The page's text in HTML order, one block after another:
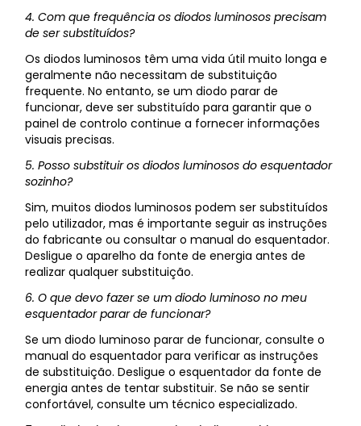
4. Com que frequência os diodos luminosos precisam
de ser substituídos?
Os diodos luminosos têm uma vida útil muito longa e
geralmente não necessitam de substituição
frequente. No entanto, se um diodo parar de
funcionar, deve ser substituído para garantir que o
painel de controlo continue a fornecer informações
visuais precisas.
5. Posso substituir os diodos luminosos do esquentador
sozinho?
Sim, muitos diodos luminosos podem ser substituídos
pelo utilizador, mas é importante seguir as instruções
do fabricante ou consultar o manual do esquentador.
Desligue o aparelho da fonte de energia antes de
realizar qualquer substituição.
6. O que devo fazer se um diodo luminoso no meu
esquentador parar de funcionar?
Se um diodo luminoso parar de funcionar, consulte o
manual do esquentador para verificar as instruções
de substituição. Desligue o esquentador da fonte de
energia antes de tentar substituir. Se não se sentir
confortável, consulte um técnico especializado.